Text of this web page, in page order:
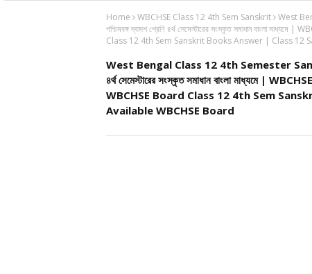
Home WBCHSE Class 12 4th Sem Sanskrit West
পশ্চিমবঙ্গ দ্বাদশ শ্রেণি ৪র্থ সেমেস্টারের সংস্কৃত সমাধান বাংলা
Class 12 4th Sem Sanskrit Books Answer | Class 12
West Bengal Class 12 4th Semester
৪র্থ সেমেস্টারের সংস্কৃত সমাধান বাংলা মাধ্যমে
WBCHSE Board Class 12 4th Sem
Available WBCHSE Board